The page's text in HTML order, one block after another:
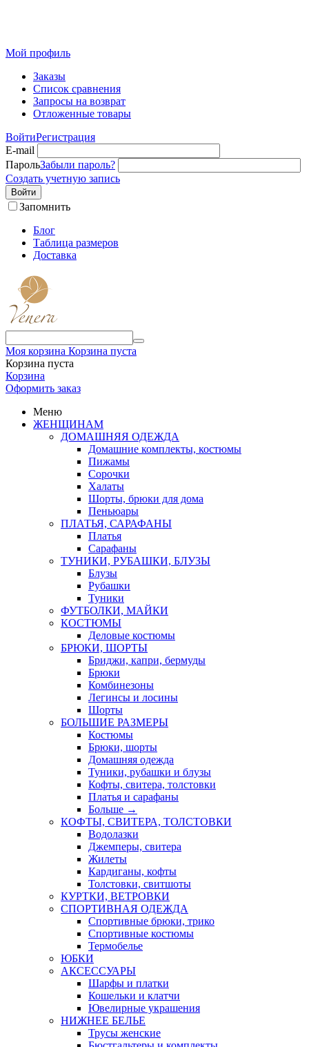
Мой профиль
Заказы
Список сравнения
Запросы на возврат
Отложенные товары
ВойтиРегистрация
E-mail
ПарольЗабыли пароль?
Создать учетную запись
Войти
Запомнить
Блог
Таблица размеров
Доставка
Моя корзина Корзина пуста
Корзина пуста
Корзина
Оформить заказ
Меню
ЖЕНЩИНАМ
ДОМАШНЯЯ ОДЕЖДА
Домашние комплекты, костюмы
Пижамы
Сорочки
Халаты
Шорты, брюки для дома
Пеньюары
ПЛАТЬЯ, САРАФАНЫ
Платья
Сарафаны
ТУНИКИ, РУБАШКИ, БЛУЗЫ
Блузы
Рубашки
Туники
ФУТБОЛКИ, МАЙКИ
КОСТЮМЫ
Деловые костюмы
БРЮКИ, ШОРТЫ
Бриджи, капри, бермуды
Брюки
Комбинезоны
Легинсы и лосины
Шорты
БОЛЬШИЕ РАЗМЕРЫ
Костюмы
Брюки, шорты
Домашняя одежда
Туники, рубашки и блузы
Кофты, свитера, толстовки
Платья и сарафаны
Больше →
КОФТЫ, СВИТЕРА, ТОЛСТОВКИ
Водолазки
Джемперы, свитера
Жилеты
Кардиганы, кофты
Толстовки, свитшоты
КУРТКИ, ВЕТРОВКИ
СПОРТИВНАЯ ОДЕЖДА
Спортивные брюки, трико
Спортивные костюмы
Термобелье
ЮБКИ
AКСЕССУАРЫ
Шарфы и платки
Кошельки и клатчи
Ювелирные украшения
НИЖНЕЕ БЕЛЬЕ
Трусы женские